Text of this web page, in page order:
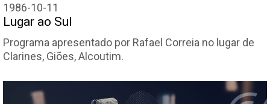
1986-10-11
Lugar ao Sul
Programa apresentado por Rafael Correia no lugar de
Clarines, Giões, Alcoutim.